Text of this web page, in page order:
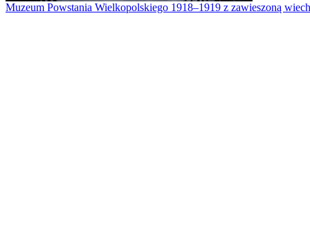
Muzeum Powstania Wielkopolskiego 1918–1919 z zawieszoną